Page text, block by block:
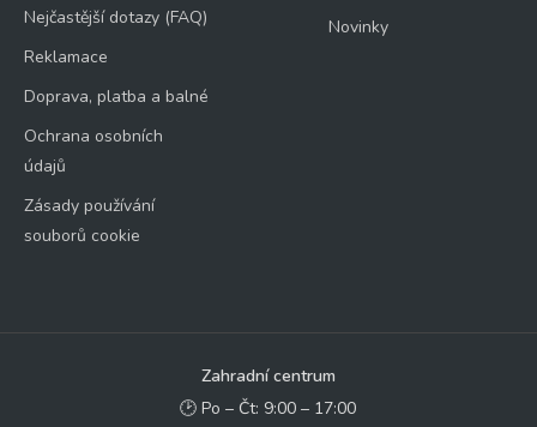
Nejčastější dotazy (FAQ)
Reklamace
Doprava, platba a balné
Ochrana osobních
údajů
Zásady používání
souborů cookie
Novinky
Zahradní centrum
🕑 Po – Čt: 9:00 – 17:00